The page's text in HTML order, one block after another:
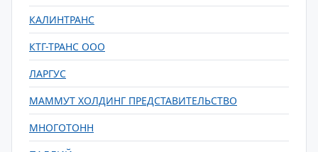
КАЛИНТРАНС
КТГ-ТРАНС ООО
ЛАРГУС
МАММУТ ХОЛДИНГ ПРЕДСТАВИТЕЛЬСТВО
МНОГОТОНН